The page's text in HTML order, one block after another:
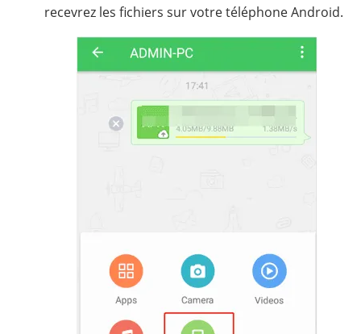
recevrez les fichiers sur votre téléphone Android.